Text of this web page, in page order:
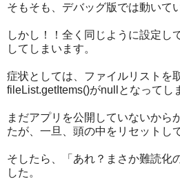
そもそも、デバッグ版では動いて
しかし！！全く同じように設定し
してしまいます。
症状としては、ファイルリストを
fileList.getItems()がnullとなってし
まだアプリを公開していないから
たが、一旦、頭の中をリセットし
そしたら、「あれ？まさか難読化
した。